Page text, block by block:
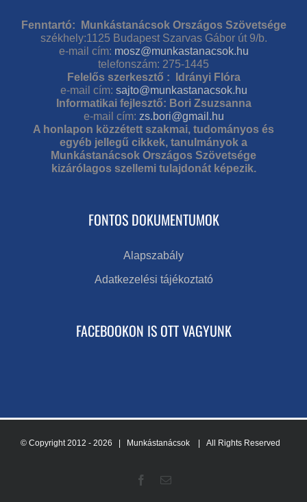
Fenntartó: Munkástanácsok Országos Szövetsége
székhely:1125 Budapest Szarvas Gábor út 9/b.
e-mail cím: mosz@munkastanacsok.hu
telefonszám: 275-1445
Felelős szerkesztő : Idrányi Flóra
e-mail cím: sajto@munkastanacsok.hu
Informatikai fejlesztő: Bori Zsuzsanna
e-mail cím: zs.bori@gmail.hu
A honlapon közzétett szakmai, tudományos és
egyéb jellegű cikkek, tanulmányok a
Munkástanácsok Országos Szövetsége
kizárólagos szellemi tulajdonát képezik.
FONTOS DOKUMENTUMOK
Alapszabály
Adatkezelési tájékoztató
FACEBOOKON IS OTT VAGYUNK
© Copyright 2012 - 2026 | Munkástanácsok | All Rights Reserved
Facebook
Email